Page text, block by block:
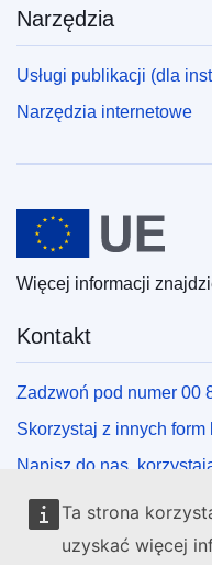
Ta strona
uzyskać więcej
Narzędzia
Usługi publikacji (dla
Narzędzia internetowe
Unia Europejska
Więcej informacji
Kontakt
Zadzwoń pod numer 00
Skorzystaj z innych
Napisz do nas,
Spotkaj się z nami w